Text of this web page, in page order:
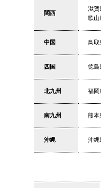
関西
滋賀
歌山
中国 鳥取
四国 徳島
北九州 福岡
南九州 熊本
沖縄 沖縄